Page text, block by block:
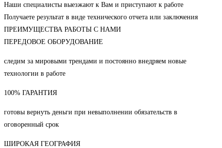
Наши специалисты выезжают к Вам и приступают к работе
Получаете результат в виде технического отчета или заключения
ПРЕИМУЩЕСТВА РАБОТЫ С НАМИ
ПЕРЕДОВОЕ ОБОРУДОВАНИЕ
следим за мировыми трендами и постоянно внедряем новые
технологии в работе
100% ГАРАНТИЯ
готовы вернуть деньги при невыполнении обязательств в
оговоренный срок
ШИРОКАЯ ГЕОГРАФИЯ